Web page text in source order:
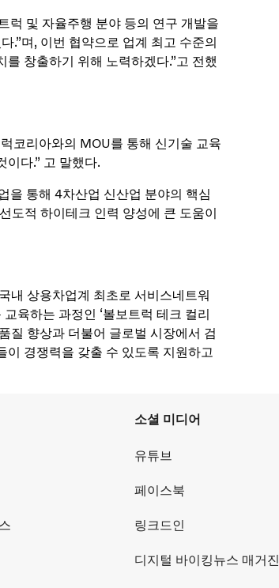
럭 및 자율주행 분야 등의 연구 개발을
.”며, 이번 협약으로 업계 최고 수준의
창출하기 위해 노력하겠다.”고 전했
코리아와의 MOU를 통해 신기술 교육
이다.” 고 말했다.
을 통해 4차산업 신산업 분야의 핵심
도적 하이테크 인력 양성에 큰 도움이
내 상용차업계 최초로 서비스네트워
육하는 과정인 ‘볼보트럭 테크 컬리
질 향상과 더불어 글로벌 시장에서 검
경쟁력을 갖출 수 있도록 지원하고
소셜 미디어
유튜브
페이스북
링크드인
디지털 바이킹뉴스 매거진